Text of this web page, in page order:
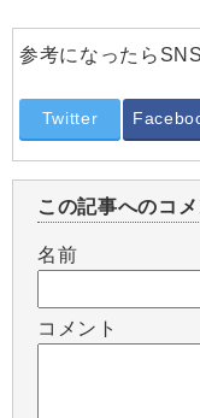
参考になったら
Twitter
この記事へのコメ
名前
コメント